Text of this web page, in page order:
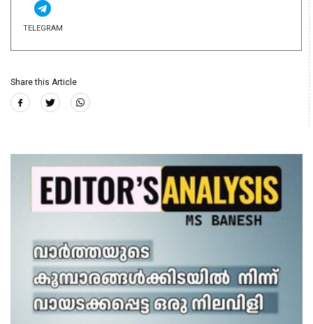
TELEGRAM
Share this Article